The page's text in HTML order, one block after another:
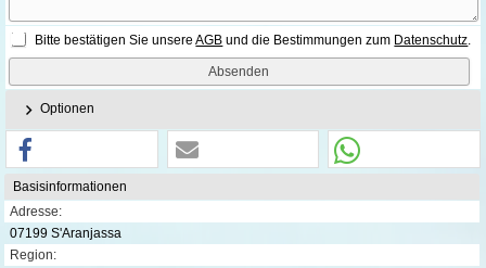
Bitte bestätigen Sie unsereAGB und die Bestimmungen zum Datenschutz.
Optionen
Basisinformationen
Adresse:
07199 S'Aranjassa
Region: